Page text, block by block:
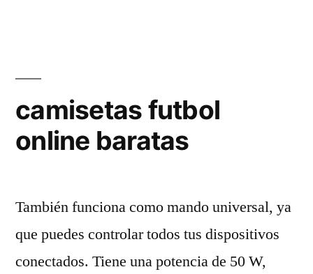
camisetas futbol
online baratas
También funciona como mando universal, ya
que puedes controlar todos tus dispositivos
conectados. Tiene una potencia de 50 W,